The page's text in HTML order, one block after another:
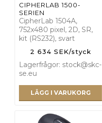
CIPHERLAB 1500-
SERIEN
CipherLab 1504A,
752x480 pixel, 2D, SR,
kit (RS232), svart
2 634 SEK/styck
Lagerfrågor: stock@skc-
se.eu
LÄGG I VARUKORG